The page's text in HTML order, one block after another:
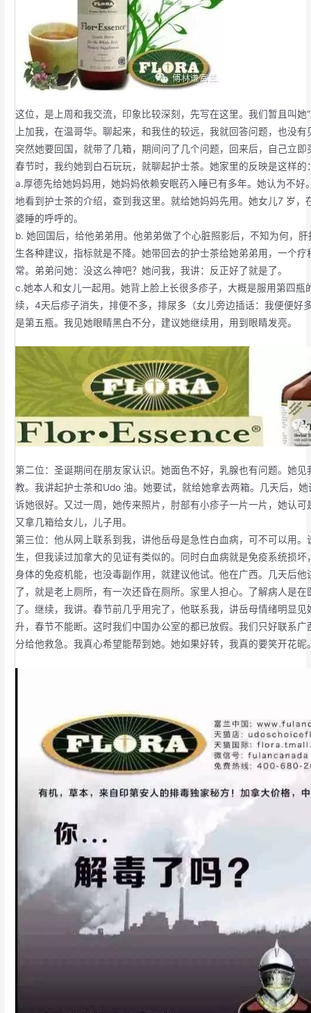
这位，是上周和我交流，印象比较深刻，先写在这里。我们暂且叫她
上加我，在温哥华。聊起来，和我住的较远，我就回答问题，也没有
突然她要回国，就带了几箱，期间问了几个问题，回来后，自己立即
春节时，我约她到白石玩玩，就聊起护士茶。她家里的反映是这样的
a.厚德先给她妈妈用，她妈妈依赖安眠药入睡已有多年。她认为不好
地看到护士茶的介绍，查到我这里。就给她妈妈先用。她女儿7 岁，
婆睡的呼呼的。
b. 她回国后，给他弟弟用。他弟弟做了个心脏照影后，不知为何，
生各种建议，指标就是不降。她带回去的护士茶给她弟弟用，一个疗
常。弟弟问她：没这么神吧？她问我，我讲：反正好了就是了。
c.她本人和女儿一起用。她背上脸上长很多疹子，大概是服用第四瓶
续，4天后疹子消失，排便不多，排尿多（女儿旁边插话：我便便好
是第五瓶。我见她眼睛黑白不分，建议她继续用，用到眼睛发亮。
第二位：圣诞期间在朋友家认识。她面色不好，乳腺也有问题。她见
教。我讲起护士茶和Udo 油。她要试，就给她拿去两箱。几天后，
诉她很好。又过一周，她传来照片，肘部有小疹子一片一片，她认可
又拿几箱给女儿，儿子用。
第三位：他从网上联系到我，讲他岳母是急性白血病，可不可以用。
生，但我读过加拿大的见证有类似的。同时白血病就是免疫系统损坏
身体的免疫机能，也没毒副作用，就建议他试。他在广西。几天后他
了，就是老上厕所，有一次还昏在厕所。家里人担心。了解病人是在
了。继续，我讲。春节前几乎用完了，他联系我，讲岳母情绪明显见
升，春节不能断。这时我们中国办公室的都已放假。我们只好联系广
分给他救急。我真心希望能帮到她。她如果好转，我真的要笑开花昵